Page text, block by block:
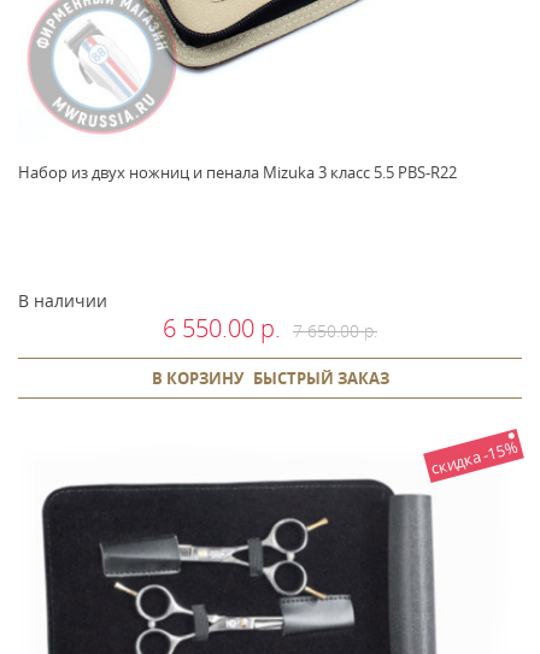
Набор из двух ножниц и пенала Mizuka 3 класс 5.5 PBS-R22
В наличии
6 550.00 р. 7 650.00 р.
В КОРЗИНУ БЫСТРЫЙ ЗАКАЗ
скидка -15%